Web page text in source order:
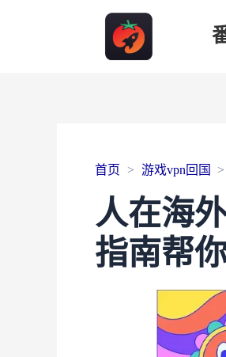
首页 游戏vpn回国
人在海
指南帮